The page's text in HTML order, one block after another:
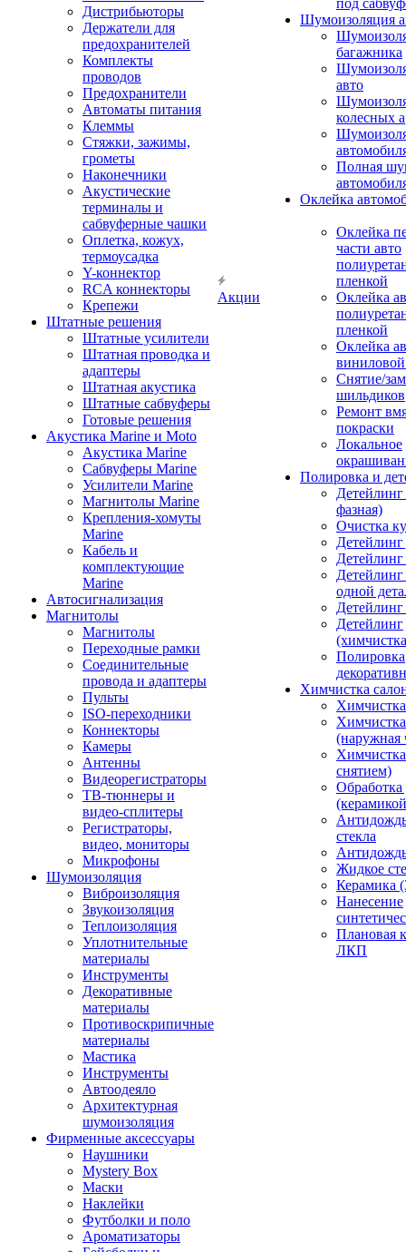
Дистрибьюторы
Держатели для
предохранителей
Комплекты
проводов
Предохранители
Автоматы питания
Клеммы
Стяжки, зажимы,
грометы
Наконечники
Акустические
терминалы и
сабвуферные чашки
Оплетка, кожух,
термоусадка
Y-коннектор
RCA коннекторы
Крепежи
Штатные решения
Штатные усилители
Штатная проводка и
адаптеры
Штатная акустика
Штатные сабвуферы
Готовые решения
Акустика Marine и Moto
Акустика Marine
Сабвуферы Marine
Усилители Marine
Магнитолы Marine
Крепления-хомуты
Marine
Кабель и
комплектующие
Marine
Автосигнализация
Магнитолы
Магнитолы
Переходные рамки
Соединительные
провода и адаптеры
Пульты
ISO-переходники
Коннекторы
Камеры
Антенны
Видеорегистраторы
ТВ-тюннеры и
видео-сплитеры
Регистраторы,
видео, мониторы
Микрофоны
Шумоизоляция
Виброизоляция
Звукоизоляция
Теплоизоляция
Уплотнительные
материалы
Инструменты
Декоративные
материалы
Противоскрипичные
материалы
Мастика
Инструменты
Автоодеяло
Архитектурная
шумоизоляция
Фирменные аксессуары
Наушники
Mystery Box
Маски
Наклейки
Футболки и поло
Ароматизаторы
Акции
под
Шумоизоляция
багажника
авто
колесных
Полная
Оклейка
Оклейка
части авто
пленкой
Оклейка
пленкой
Оклейка
Снятие/
шильдиков
Ремонт
покраски
Локальное
Полировка и
фазная)
Очистка
Детейлинг
одной
Детейлинг
Полировка
Химчистка
(наружная
снятием)
Обработка
стекла
Жидкое
Керамика
Нанесение
Плановая
ЛКП